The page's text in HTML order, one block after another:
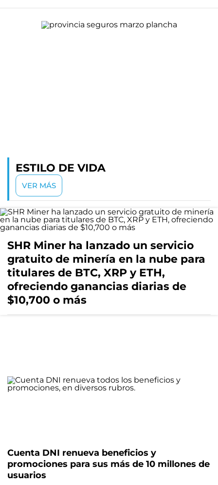
ESTILO DE VIDA
VER MÁS
SHR Miner ha lanzado un servicio
gratuito de minería en la nube para
titulares de BTC, XRP y ETH,
ofreciendo ganancias diarias de
$10,700 o más
Cuenta DNI renueva beneficios y
promociones para sus más de 10 millones de
usuarios